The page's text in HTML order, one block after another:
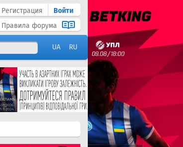
Регистрация
Войти
Правила форума
UA RU